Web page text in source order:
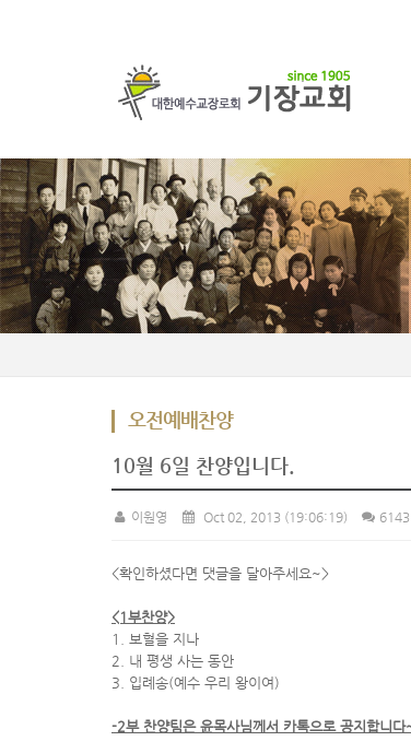
오전예배찬양
10월 6일 찬양입니다.
이원영 Oct 02, 2013 (19:06:19) 6143
<확인하셨다면 댓글을 달아주세요~>
<1부찬양>
1. 보혈을 지나
2. 내 평생 사는 동안
3. 입례송(예수 우리 왕이여)
-2부 찬양팀은 윤목사님께서 카톡으로 공지합니